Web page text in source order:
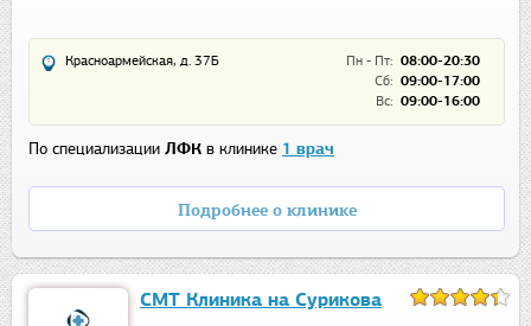
Пн - Пт: 08:00-20:30
Сб: 09:00-17:00
Вс: 09:00-16:00
Красноармейская, д. 37Б
По специализации ЛФК в клинике 1 врач
Подробнее о клинике
СМТ Клиника на Сурикова